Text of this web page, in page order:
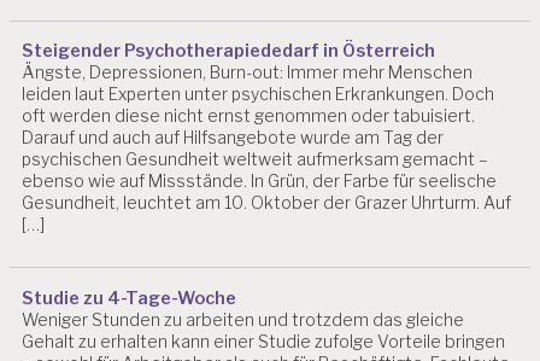
B
E
R
A
T
U
N
G
D
R.
C
H
Steigender Psychotherapiededarf in Österreich
Ängste, Depressionen, Burn-out: Immer mehr Menschen
leiden laut Experten unter psychischen Erkrankungen. Doch
oft werden diese nicht ernst genommen oder tabuisiert.
Darauf und auch auf Hilfsangebote wurde am Tag der
psychischen Gesundheit weltweit aufmerksam gemacht –
ebenso wie auf Missstände. In Grün, der Farbe für seelische
Gesundheit, leuchtet am 10. Oktober der Grazer Uhrturm. Auf
[…]
Studie zu 4-Tage-Woche
Weniger Stunden zu arbeiten und trotzdem das gleiche
Gehalt zu erhalten kann einer Studie zufolge Vorteile bringen